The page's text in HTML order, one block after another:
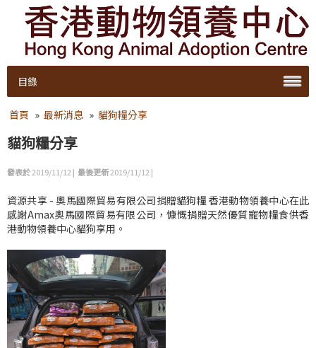
目錄
首頁 » 最新消息 » 貓狗糧分享
貓狗糧分享
發表於2019/11/12 | 最後更新2019/11/12 |
資源共享 - 奧馬國際貿易有限公司捐贈貓狗糧 香港動物領養中心在此
感謝Amax奧馬國際貿易有限公司，慷慨捐贈天然優質寵物糧食供香
港動物領養中心貓狗享用。